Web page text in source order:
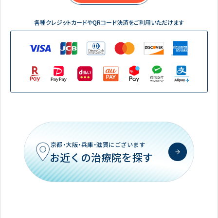
各種クレジットカードやQRコード決済をご利用いただけます
京都・大阪・兵庫・滋賀にございます
お近くの治療院を探す